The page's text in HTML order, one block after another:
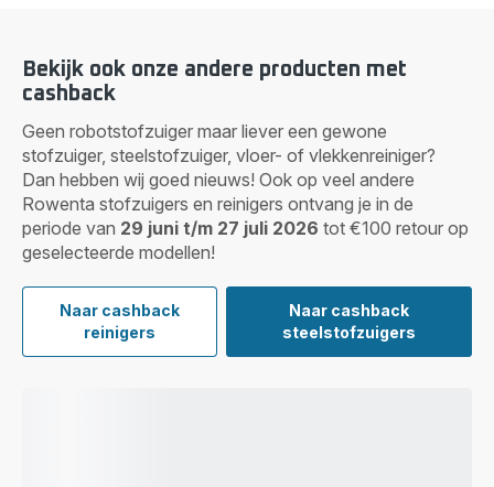
Bekijk ook onze andere producten met
cashback
Geen robotstofzuiger maar liever een gewone
stofzuiger, steelstofzuiger, vloer- of vlekkenreiniger?
Dan hebben wij goed nieuws! Ook op veel andere
Rowenta stofzuigers en reinigers ontvang je in de
periode van 29 juni t/m 27 juli 2026 tot €100 retour op
geselecteerde modellen!
Naar cashback
steelstofzuigers
Naar cashback
reinigers